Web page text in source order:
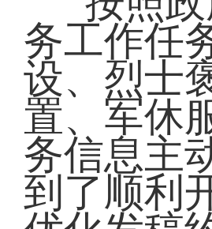
务工作任
设、烈士
置、军休
务信息主
到了顺利